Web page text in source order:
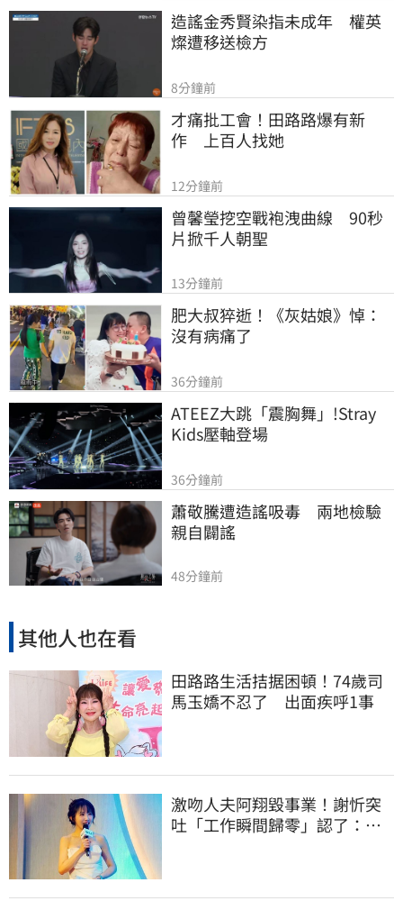
造謠金秀賢染指未成年　權英
燦遭移送檢方
8分鐘前
才痛批工會！田路路爆有新
作　上百人找她
12分鐘前
曾馨瑩挖空戰袍洩曲線　90秒
片掀千人朝聖
13分鐘前
肥大叔猝逝！《灰姑娘》悼：
沒有病痛了
36分鐘前
ATEEZ大跳「震胸舞」!Stray
Kids壓軸登場
36分鐘前
蕭敬騰遭造謠吸毒　兩地檢驗
親自闢謠
48分鐘前
其他人也在看
田路路生活拮据困頓！74歲司
馬玉嬌不忍了 出面疾呼1事
激吻人夫阿翔毀事業！謝忻突
吐「工作瞬間歸零」認了：咎